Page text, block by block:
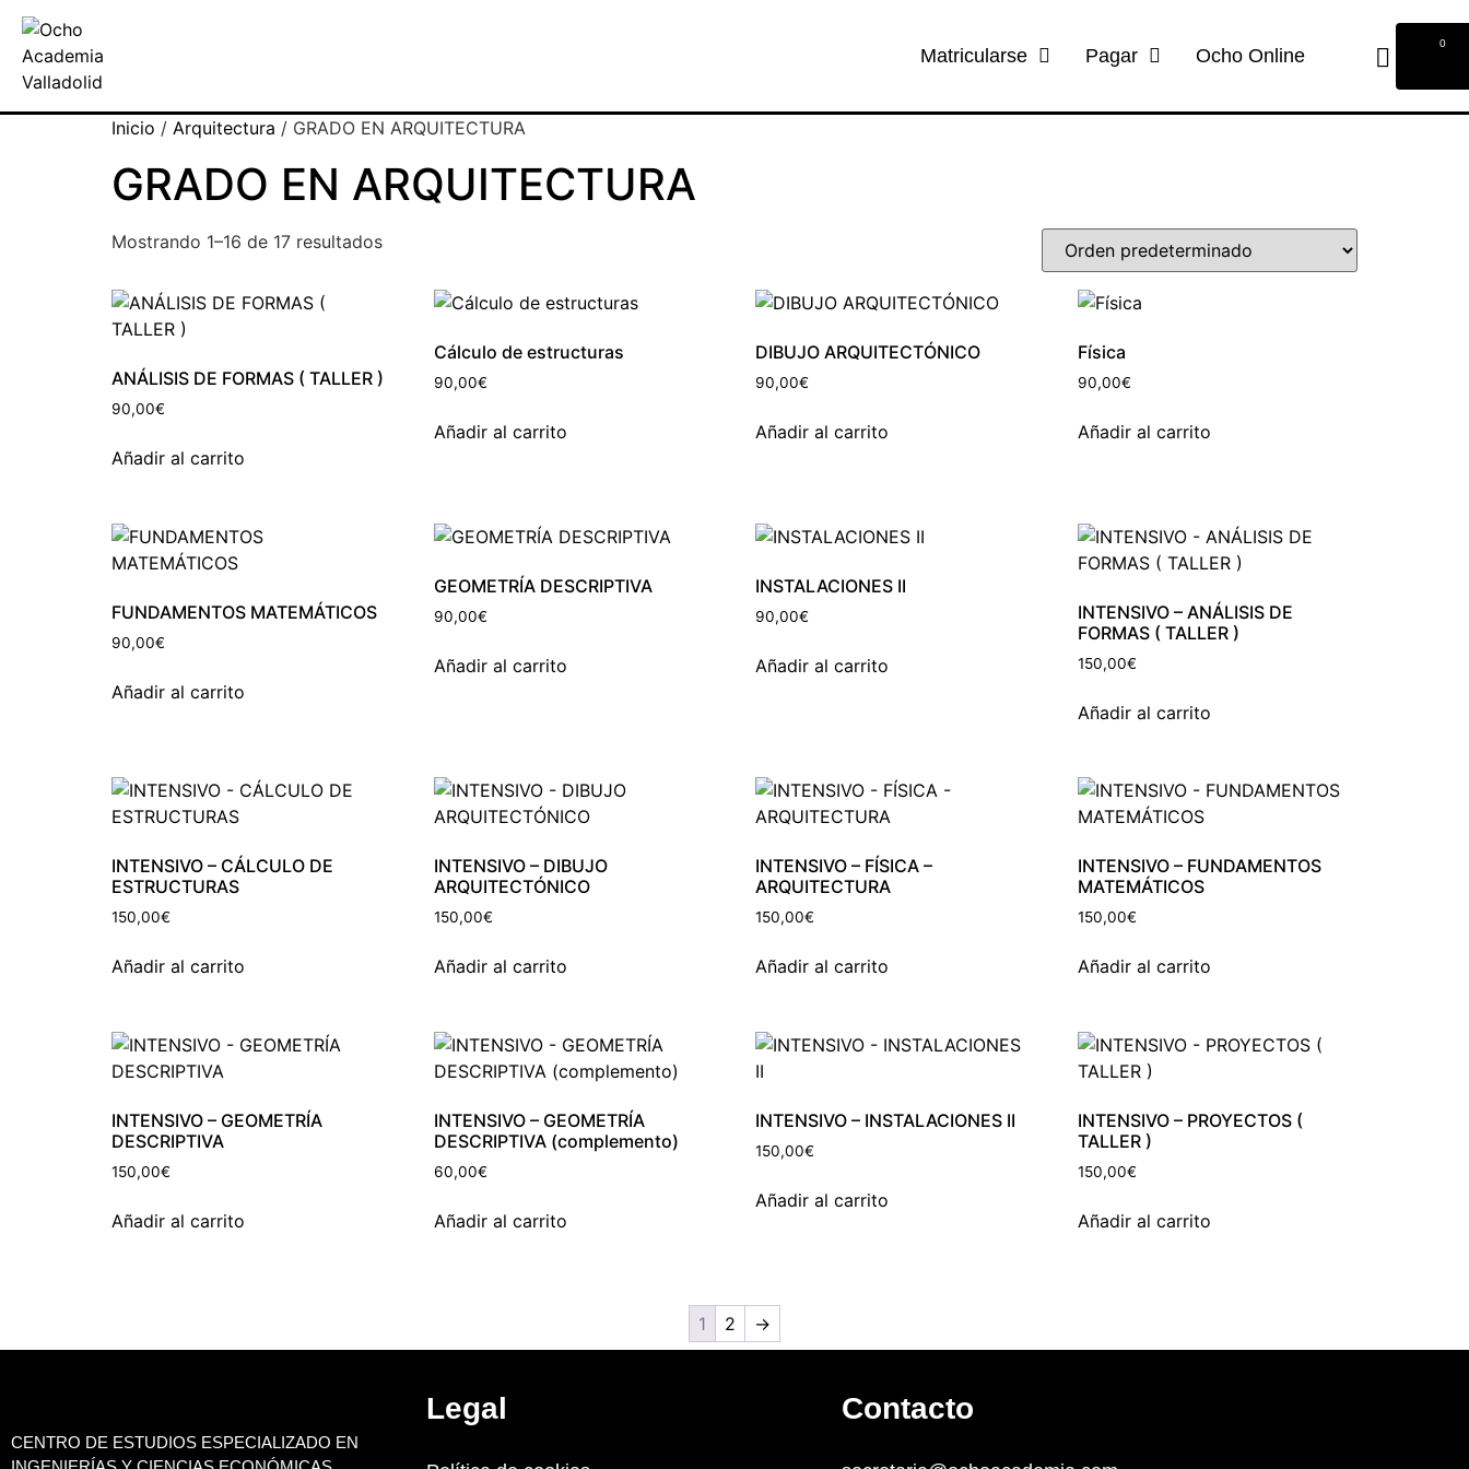
Matricularse Pagar Ocho Online
0
Inicio / Arquitectura / GRADO EN ARQUITECTURA
GRADO EN ARQUITECTURA
Mostrando 1–16 de 17 resultados
ANÁLISIS DE FORMAS ( TALLER )
90,00€
Añadir al carrito
Cálculo de estructuras
90,00€
Añadir al carrito
DIBUJO ARQUITECTÓNICO
90,00€
Añadir al carrito
Física
90,00€
Añadir al carrito
FUNDAMENTOS MATEMÁTICOS
90,00€
Añadir al carrito
GEOMETRÍA DESCRIPTIVA
90,00€
Añadir al carrito
INSTALACIONES II
90,00€
Añadir al carrito
INTENSIVO – ANÁLISIS DE
FORMAS ( TALLER )
150,00€
Añadir al carrito
INTENSIVO – CÁLCULO DE
ESTRUCTURAS
150,00€
Añadir al carrito
INTENSIVO – DIBUJO
ARQUITECTÓNICO
150,00€
Añadir al carrito
INTENSIVO – FÍSICA –
ARQUITECTURA
150,00€
Añadir al carrito
INTENSIVO – FUNDAMENTOS
MATEMÁTICOS
150,00€
Añadir al carrito
INTENSIVO – GEOMETRÍA
DESCRIPTIVA
150,00€
Añadir al carrito
INTENSIVO – GEOMETRÍA
DESCRIPTIVA (complemento)
60,00€
Añadir al carrito
INTENSIVO – INSTALACIONES II
150,00€
Añadir al carrito
INTENSIVO – PROYECTOS (
TALLER )
150,00€
Añadir al carrito
1 2 →
CENTRO DE ESTUDIOS ESPECIALIZADO EN
Legal Contacto